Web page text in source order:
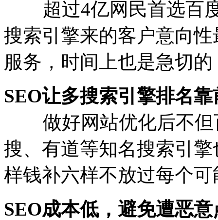
超过4亿网民首选百度
搜索引擎来的客户意向
服务，时间上也是急切
SEO让多搜索引擎排名
做好网站优化后不但
搜、有道等知名搜索引
样钱补六样不放过每个
SEO成本低，避免遭恶